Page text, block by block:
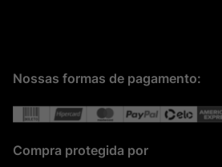
Nossas formas de pagamento:
Compra protegida por